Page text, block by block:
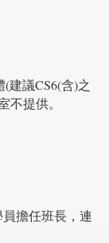
建議CS6(含)之
提供。
擔任班長，連